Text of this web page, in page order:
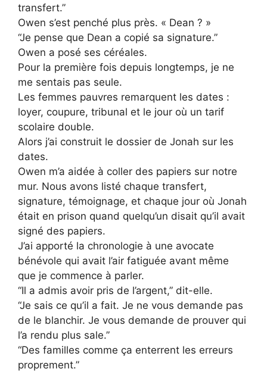
transfert.”
Owen s’est penché plus près. « Dean ? »
“Je pense que Dean a copié sa signature.”
Owen a posé ses céréales.
Pour la première fois depuis longtemps, je ne
me sentais pas seule.
Les femmes pauvres remarquent les dates :
loyer, coupure, tribunal et le jour où un tarif
scolaire double.
Alors j’ai construit le dossier de Jonah sur les
dates.
Owen m’a aidée à coller des papiers sur notre
mur. Nous avons listé chaque transfert,
signature, témoignage, et chaque jour où Jonah
était en prison quand quelqu’un disait qu’il avait
signé des papiers.
J’ai apporté la chronologie à une avocate
bénévole qui avait l’air fatiguée avant même
que je commence à parler.
“Il a admis avoir pris de l’argent,” dit-elle.
“Je sais ce qu’il a fait. Je ne vous demande pas
de le blanchir. Je vous demande de prouver qui
l’a rendu plus sale.”
“Des familles comme ça enterrent les erreurs
proprement.”